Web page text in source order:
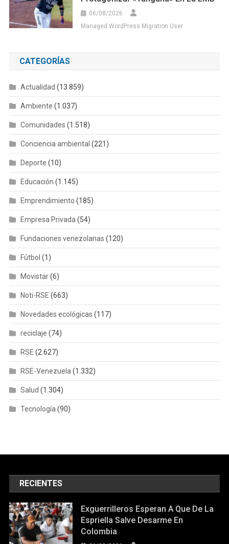
06/08/2026
Managed WordPress Migration User
CATEGORÍAS
Actualidad (13.859)
Ambiente (1.037)
Comunidades (1.518)
Conciencia ambiental (221)
Deporte (10)
Educación (1.145)
Emprendimiento (185)
Empresa Privada (54)
Fundaciones venezolanas (120)
Fútbol (1)
Movistar(6)
Noti-RSE (663)
Novedades ecológicas (117)
reciclaje (74)
RSE (2.627)
RSE-Venezuela (1.332)
Salud (1.304)
Tecnología (90)
RECIENTES
Exguerrilleros Esperan A Que De La
Espriella Salve Desarme En
Colombia